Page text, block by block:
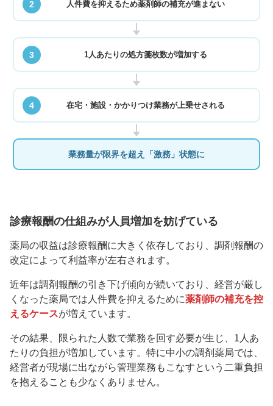
2 人件費を抑えるため薬剤師の補充が進まない
3 1人あたりの処方箋枚数が増加する
4 在宅・施設・かかりつけ業務が上乗せされる
業務量が限界を超え「激務」状態に
診療報酬の仕組みが人員増加を妨げている
薬局の収益は診療報酬に大きく依存しており、調剤報酬の
改定によって利益率が左右されます。
近年は調剤報酬の引き下げ傾向が続いており、経営が厳し
くなった薬局では人件費を抑えるために薬剤師の補充を控
えるケースが増えています。
その結果、限られた人数で業務を回す必要が生じ、1人あ
たりの負担が増加しています。特に中小の調剤薬局では、
経営者が現場に出ながら管理業務もこなすという二重負担
を抱えることも少なくありません。